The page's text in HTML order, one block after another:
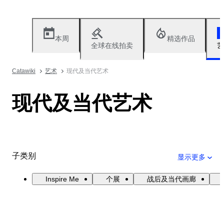
本周
全球在线拍卖
精选作品
Catawiki 艺术 现代及当代艺术
现代及当代艺术
子类别 显示更多
Inspire Me 个展 战后及当代画廊